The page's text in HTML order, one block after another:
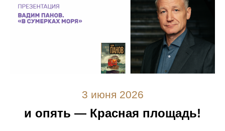
3 июня 2026
и опять — Красная площадь!